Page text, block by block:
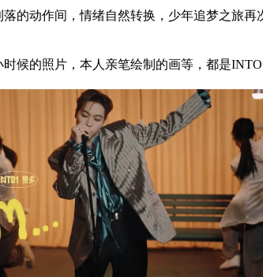
的动作间，情绪自然转换，少年追梦之旅
候的照片，本人亲笔绘制的画等，都是